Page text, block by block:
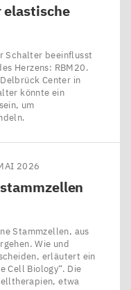
Schalter beeinflusst
Herzens: RBM20.
Center in
könnte ein
um
2026
Stammzellen, aus
Wie und
erläutert ein
Cell Biology“. Die
etwa